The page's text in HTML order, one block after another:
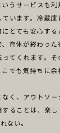
うサービスも
います。冷蔵
とても安心する
育休が終わっ
てくれます。そ
でも気持ちに
く、アウトソ
ることは、楽し
ない。